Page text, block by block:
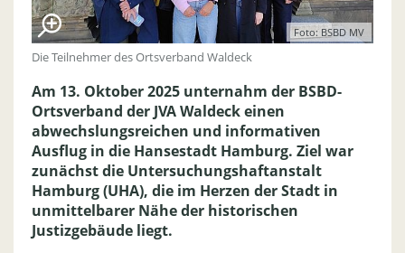
Foto: BSBD MV
Die Teilnehmer des Ortsverband Waldeck
Am 13. Oktober 2025 unternahm der BSBD-
Ortsverband der JVA Waldeck einen
abwechslungsreichen und informativen
Ausflug in die Hansestadt Hamburg. Ziel war
zunächst die Untersuchungshaftanstalt
Hamburg (UHA), die im Herzen der Stadt in
unmittelbarer Nähe der historischen
Justizgebäude liegt.